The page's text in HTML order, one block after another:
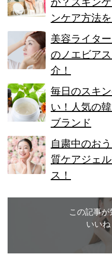
ンケア方法を
美容ライタ
のノエビア
介！
毎日のスキ
い！人気の
ブランド
自粛中のお
質ケアジェ
ス！
この記事が
いい